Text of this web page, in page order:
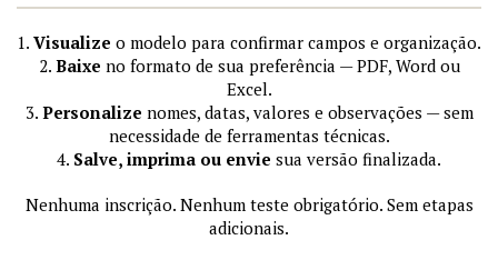
1. Visualize o modelo para confirmar campos e organização.
2. Baixe no formato de sua preferência — PDF, Word ou
Excel.
3. Personalize nomes, datas, valores e observações — sem
necessidade de ferramentas técnicas.
4. Salve, imprima ou envie sua versão finalizada.
Nenhuma inscrição. Nenhum teste obrigatório. Sem etapas
adicionais.